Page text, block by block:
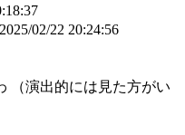
2025/02/22 20:24:56
（演出的には見た方がい